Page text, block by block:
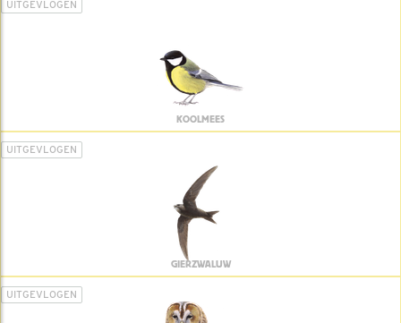
UITGEVLOGEN
KOOLMEES
UITGEVLOGEN
GIERZWALUW
UITGEVLOGEN